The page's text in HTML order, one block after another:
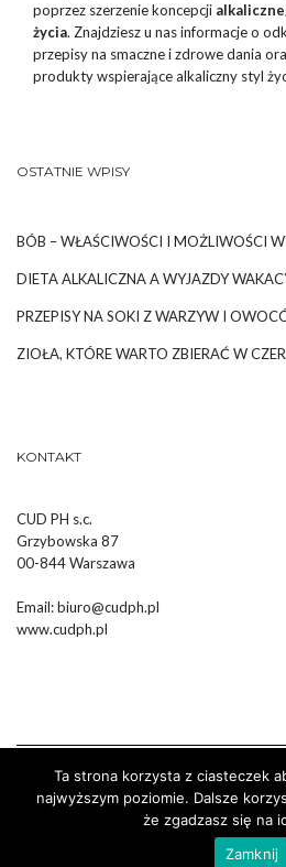
poprzez szerzenie koncepcji
życia. Znajdziesz u nas informacje o
przepisy na smaczne i zdrowe dania
produkty wspierające alkaliczny styl
OSTATNIE WPISY
BÓB – WŁAŚCIWOŚCI I MOŻLIWOŚCI
DIETA ALKALICZNA A WYJAZDY
PRZEPISY NA SOKI Z WARZYW I
ZIOŁA, KTÓRE WARTO ZBIERAĆ W
KONTAKT
CUD PH s.c.
Grzybowska 87
00-844 Warszawa
Email:biuro@cudph.pl
www.cudph.pl
Wykonanie :Strony Internetowe
Ta strona korzysta z ciasteczek
najwyższym poziomie. Dalsze
że zgadzasz się na
Zamknij